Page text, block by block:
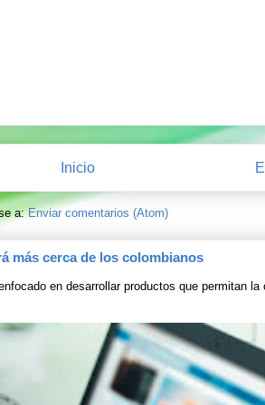
Inicio
a:Enviar comentarios (Atom)
más cerca de los colombianos
en desarrollar productos que permitan la